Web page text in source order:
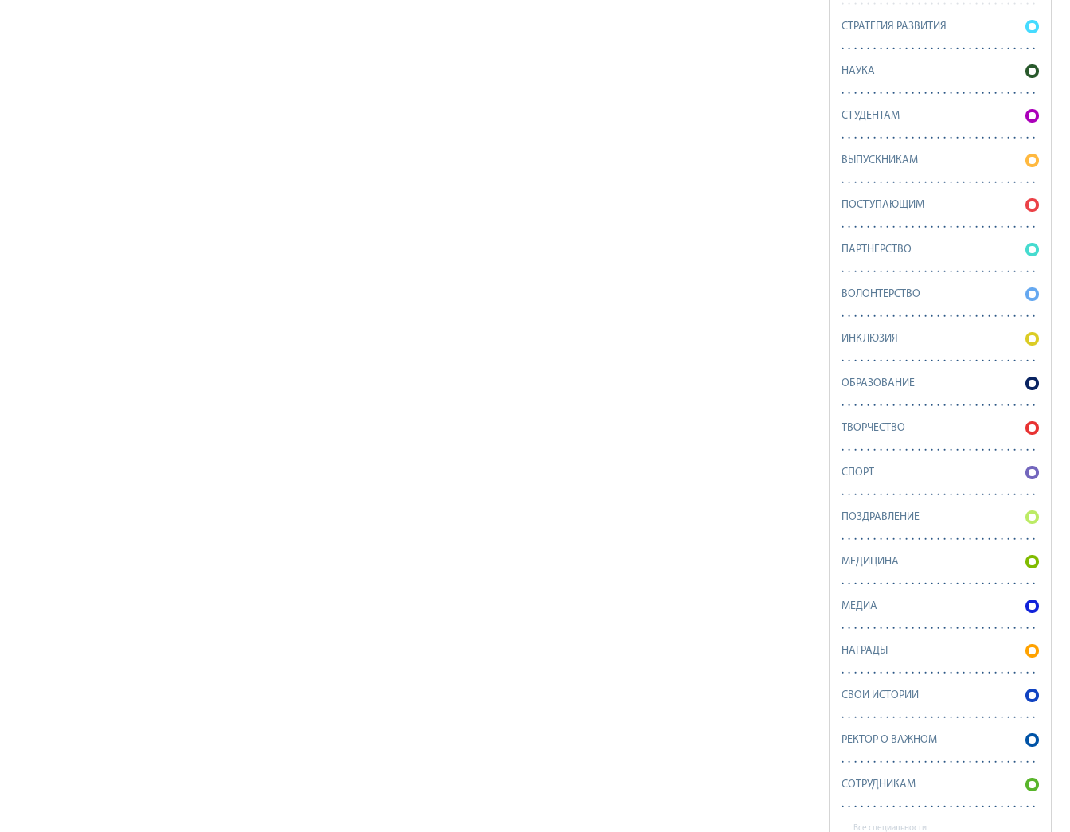
СТРАТЕГИЯ РАЗВИТИЯ
НАУКА
СТУДЕНТАМ
ВЫПУСКНИКАМ
ПОСТУПАЮЩИМ
ПАРТНЕРСТВО
ВОЛОНТЕРСТВО
ИНКЛЮЗИЯ
ОБРАЗОВАНИЕ
ТВОРЧЕСТВО
СПОРТ
ПОЗДРАВЛЕНИЕ
МЕДИЦИНА
МЕДИА
НАГРАДЫ
СВОИ ИСТОРИИ
РЕКТОР О ВАЖНОМ
СОТРУДНИКАМ
Все специальности